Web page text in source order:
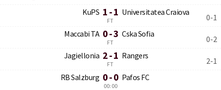
0-1
KuPS 1 - 1 Universitatea Craiova
FT
0-2
Maccabi TA 0 - 3 Cska Sofia
FT
2-1
Jagiellonia 2 - 1 Rangers
FT
RB Salzburg 0 - 0 Pafos FC
00:00